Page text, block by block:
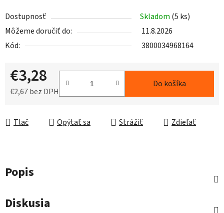
Dostupnosť Skladom (5 ks)
Môžeme doručiť do:
11.8.2026
Kód:
3800034968164
€3,28
€2,67 bez DPH
Do košíka
Tlač Opýtať sa Strážiť Zdieľať
Popis
Diskusia